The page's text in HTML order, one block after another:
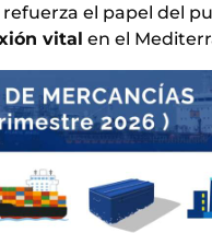
el papel del
vital en el